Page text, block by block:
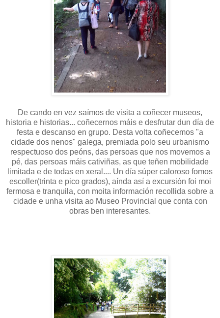
De cando en vez saímos de visita a coñecer museos,
historia e historias... coñecernos máis e desfrutar dun día de
festa e descanso en grupo. Desta volta coñecemos "a
cidade dos nenos" galega, premiada polo seu urbanismo
respectuoso dos peóns, das persoas que nos movemos a
pé, das persoas máis cativiñas, as que teñen mobilidade
limitada e de todas en xeral.... Un día súper caloroso fomos
escoller(trinta e pico grados), aínda así a excursión foi moi
fermosa e tranquila, con moita información recollida sobre a
cidade e unha visita ao Museo Provincial que conta con
obras ben interesantes.